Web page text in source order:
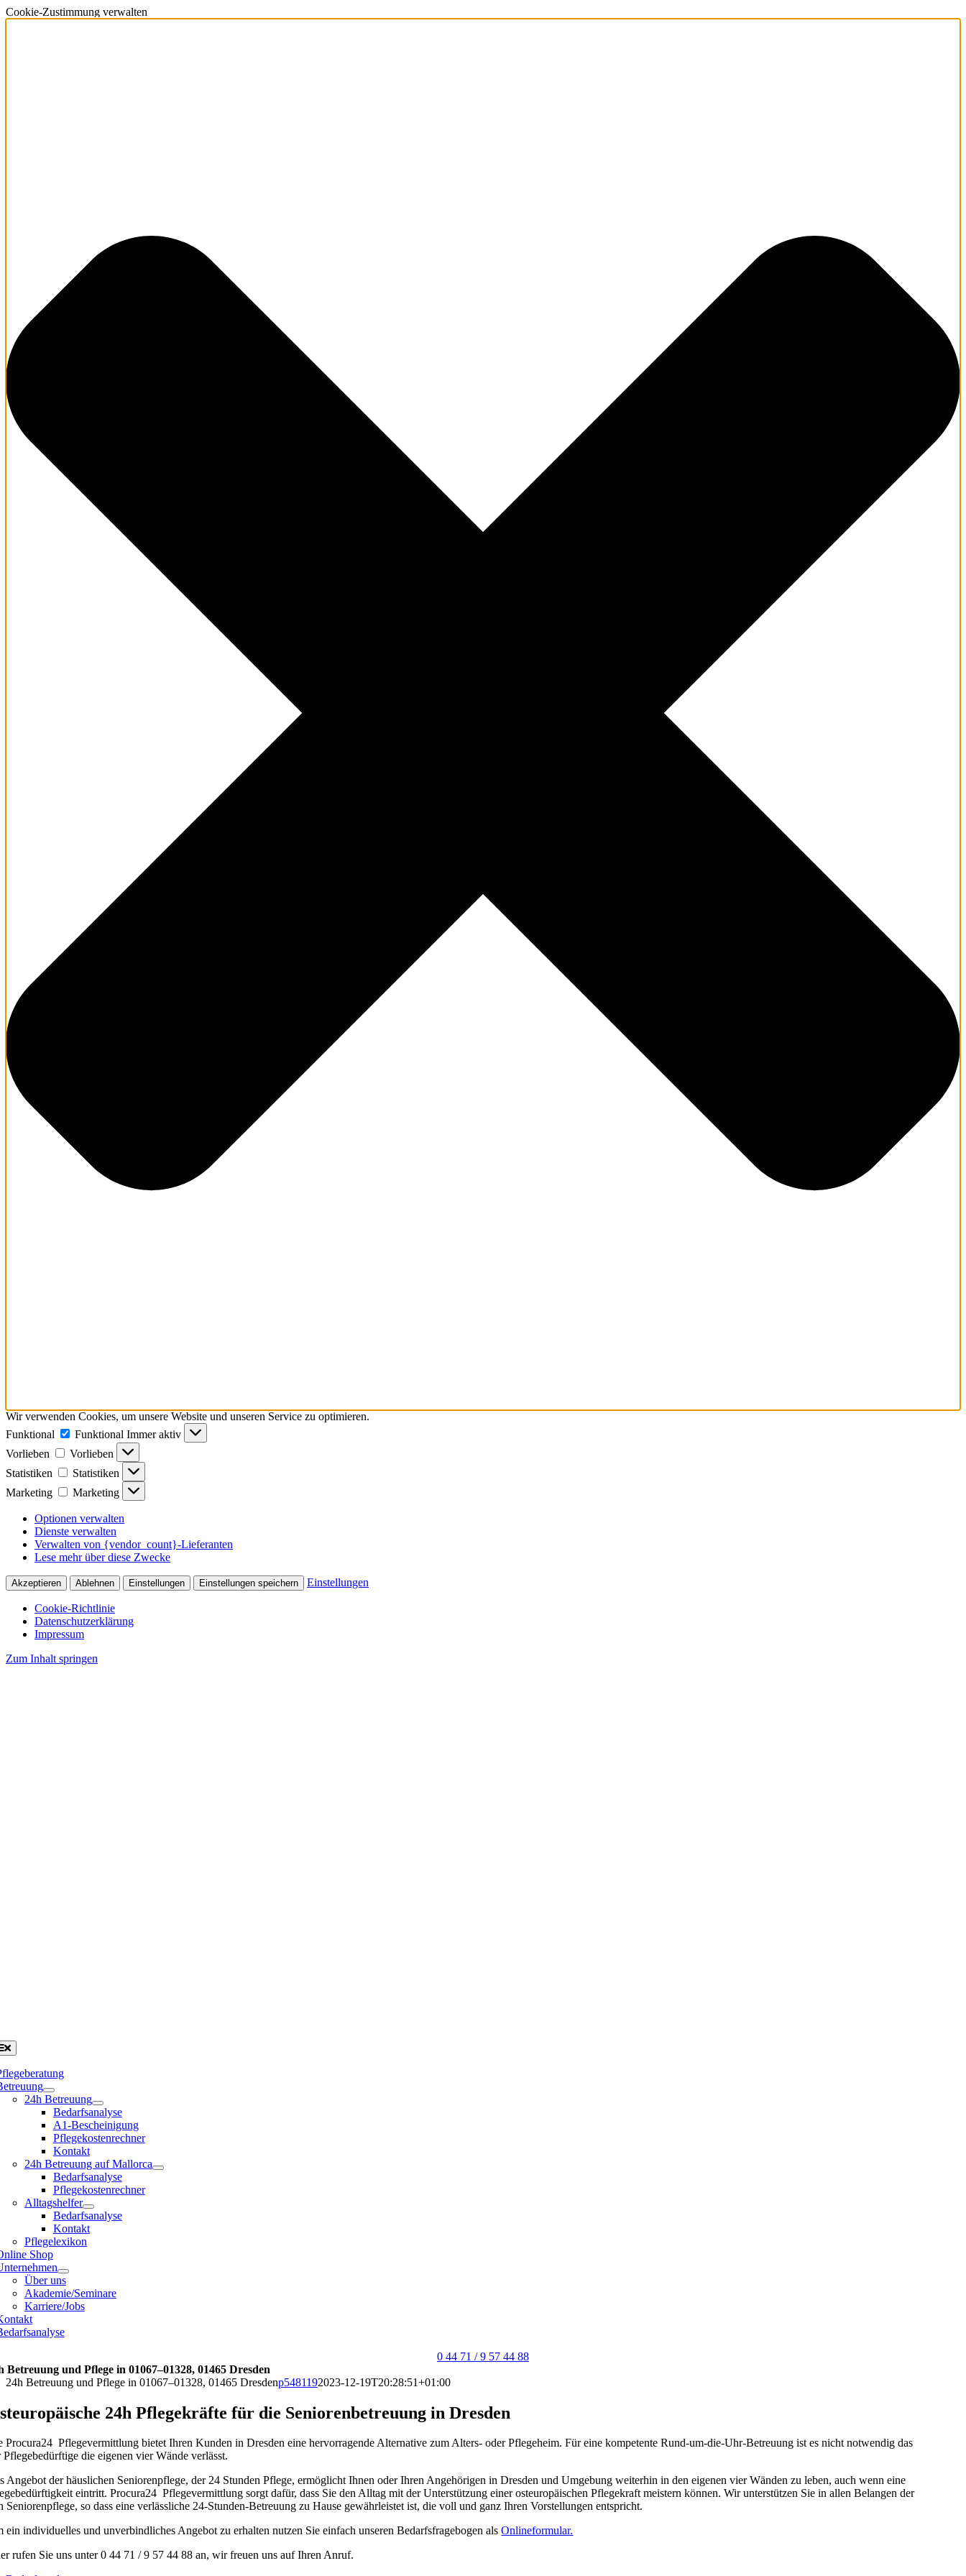
Cookie-Zustimmung verwalten
Wir verwenden Cookies, um unsere Website und unseren Service zu optimieren.
Funktional
Funktional Immer aktiv
Vorlieben
Vorlieben
Statistiken
Statistiken
Marketing
Marketing
Optionen verwalten
Dienste verwalten
Verwalten von {vendor_count}-Lieferanten
Lese mehr über diese Zwecke
Akzeptieren Ablehnen Einstellungen Einstellungen speichern Einstellungen
Cookie-Richtlinie
Datenschutzerklärung
Impressum
Zum Inhalt springen
24h Betreuung
Bedarfsanalyse
A1-Bescheinigung
Pflegekostenrechner
Kontakt
24h Betreuung auf Mallorca
Bedarfsanalyse
Pflegekostenrechner
Alltagshelfer
Bedarfsanalyse
Kontakt
Pflegelexikon
Shop
Über uns
Akademie/Seminare
Karriere/Jobs
0 44 71 / 9 57 44 88
Betreuung und Pflege in 01067–01328, 01465 Dresden
24h Betreuung und Pflege in 01067–01328, 01465 Dresdenp5481192023-12-19T20:28:51+01:00
24h Pflegekräfte für die Seniorenbetreuung in Dresden
Procura24 Pflegevermittlung bietet Ihren Kunden in Dresden eine hervorragende Alternative zum Alters- oder Pflegeheim. Für eine kompetente Rund-um-die-Uhr-Betreuung ist es nicht notwendig das
Pflegebedürftige die eigenen vier Wände verlässt.
Angebot der häuslichen Seniorenpflege, der 24 Stunden Pflege, ermöglicht Ihnen oder Ihren Angehörigen in Dresden und Umgebung weiterhin in den eigenen vier Wänden zu leben, auch wenn eine
eintritt. Procura24 Pflegevermittlung sorgt dafür, dass Sie den Alltag mit der Unterstützung einer osteuropäischen Pflegekraft meistern können. Wir unterstützen Sie in allen Belangen der
Seniorenpflege, so dass eine verlässliche 24-Stunden-Betreuung zu Hause gewährleistet ist, die voll und ganz Ihren Vorstellungen entspricht.
ein individuelles und unverbindliches Angebot zu erhalten nutzen Sie einfach unseren Bedarfsfragebogen alsOnlineformular.
rufen Sie uns unter 0 44 71 / 9 57 44 88 an, wir freuen uns auf Ihren Anruf.